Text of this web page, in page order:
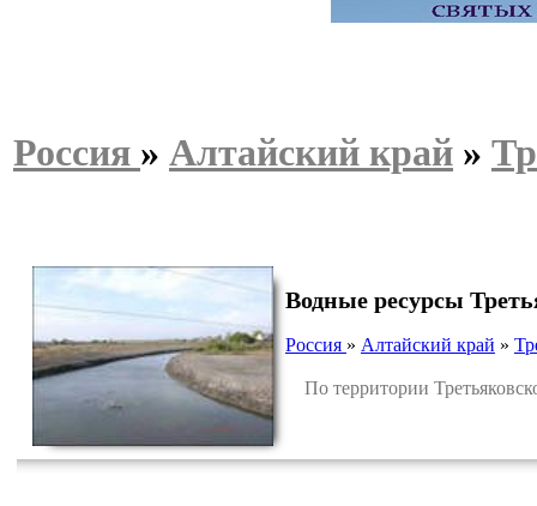
Россия » Алтайский край »
Водные ресурсы
Россия » Алтайский край »
По территории